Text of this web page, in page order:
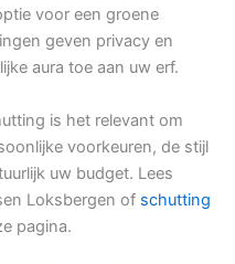
voor een groene
geven privacy en
aura toe aan uw erf.
is het relevant om
voorkeuren, de stijl
uw budget. Lees
Loksbergen of schutting
pagina.